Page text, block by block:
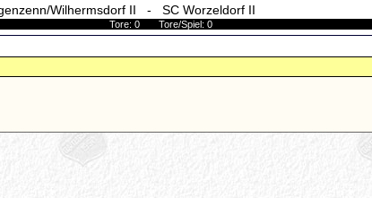
Wilhermsdorf II - SC Worzeldorf II
Tore: 0 Tore/Spiel: 0